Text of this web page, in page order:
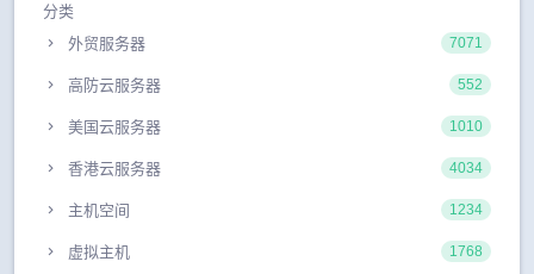
分类
外贸服务器
7071
高防云服务器 552
美国云服务器 1010
香港云服务器 4034
主机空间 1234
虚拟主机 1768